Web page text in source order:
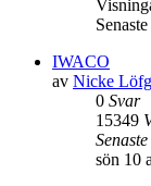
IWACO
av Nicke
0 Svar
15349
sön 10